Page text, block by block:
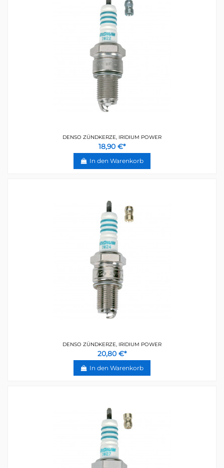
DENSO ZÜNDKERZE, IRIDIUM POWER
18,90 €*
In den Warenkorb
DENSO ZÜNDKERZE, IRIDIUM POWER
20,80 €*
In den Warenkorb